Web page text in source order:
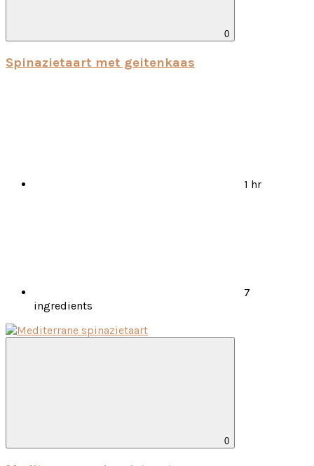
0
Spi­na­zietaart met gei­ten­kaas
1 hr
7
ingredients
0